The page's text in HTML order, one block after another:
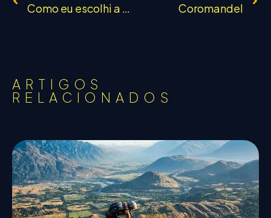
Como eu escolhi a Nova Zelândia Coromandel
ARTIGOS
RELACIONADOS